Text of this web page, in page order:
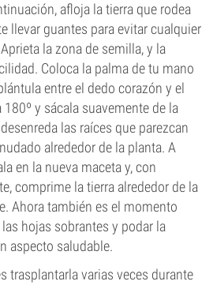
afloja la tierra que rodea
llevar guantes para evitar cualquier
la zona de semilla, y la
Coloca la palma de tu mano
entre el dedo corazón y el
y sácala suavemente de la
las raíces que parezcan
alrededor de la planta. A
en la nueva maceta y, con
comprime la tierra alrededor de la
Ahora también es el momento
hojas sobrantes y podar la
aspecto saludable.
trasplantarla varias veces durante